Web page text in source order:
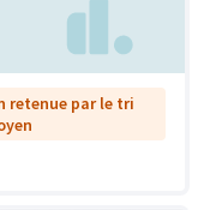
retenue par le tri